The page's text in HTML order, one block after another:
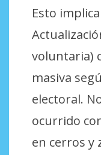
Esto
voluntaria)
masiva
electoral.
ocurrido
en cerros y